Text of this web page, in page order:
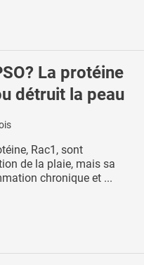
La protéine
détruit la peau
Rac1, sont
de la plaie, mais sa
chronique et ...